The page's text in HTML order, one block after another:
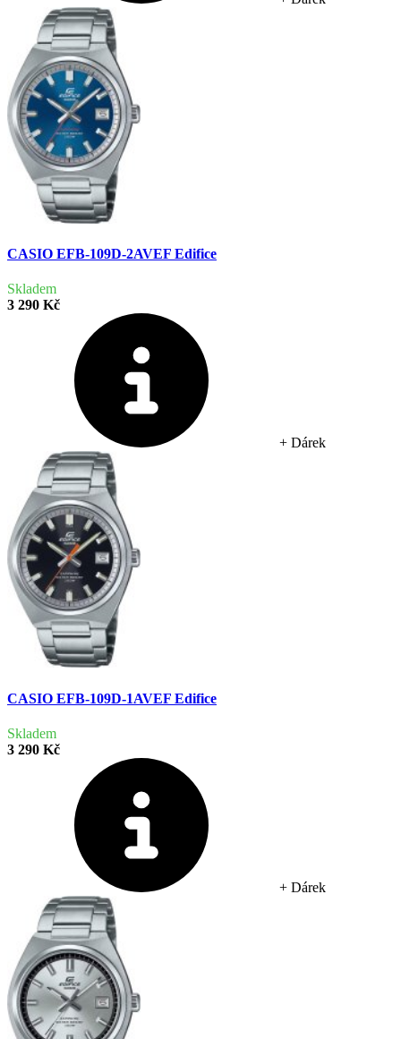
CASIO EFB-109D-2AVEF Edifice
Skladem
3 290 Kč
+ Dárek
CASIO EFB-109D-1AVEF Edifice
Skladem
3 290 Kč
+ Dárek